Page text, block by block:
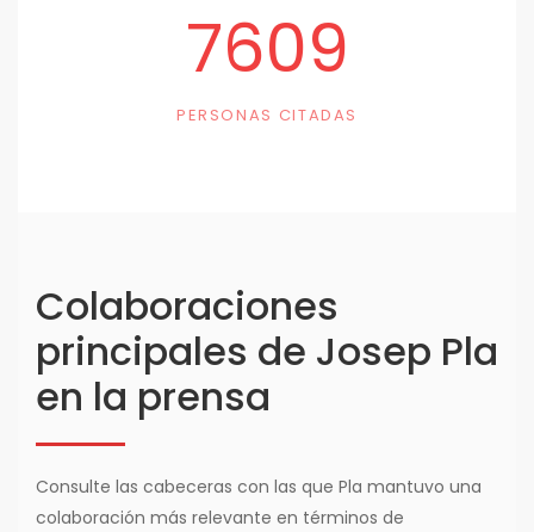
7609
PERSONAS CITADAS
Colaboraciones
principales de Josep Pla
en la prensa
Consulte las cabeceras con las que Pla mantuvo una
colaboración más relevante en términos de